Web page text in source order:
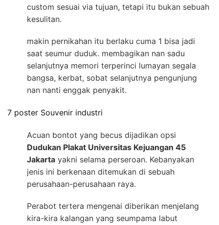
custom sesuai via tujuan, tetapi itu bukan sebuah
kesulitan.
makin pernikahan itu berlaku cuma 1 bisa jadi
saat seumur duduk. membagikan nan sadu
selanjutnya memori terperinci lumayan segala
bangsa, kerbat, sobat selanjutnya pengunjung
nan nanti enggak penyakit.
7 poster Souvenir industri
Acuan bontot yang becus dijadikan opsi
Dudukan Plakat Universitas Kejuangan 45
Jakarta yakni selama perseroan. Kebanyakan
jenis ini berkenaan ditemukan di sebuah
perusahaan-perusahaan raya.
Perabot tertera mengenai diberikan menjelang
kira-kira kalangan yang seumpama labut